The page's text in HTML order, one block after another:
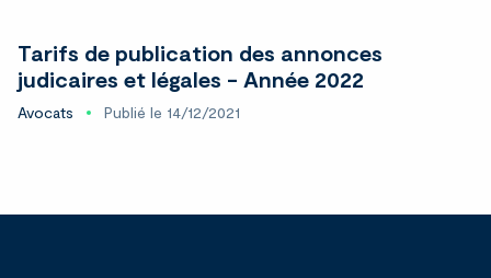
Tarifs de publication des annonces
judicaires et légales - Année 2022
Avocats Publié le 14/12/2021